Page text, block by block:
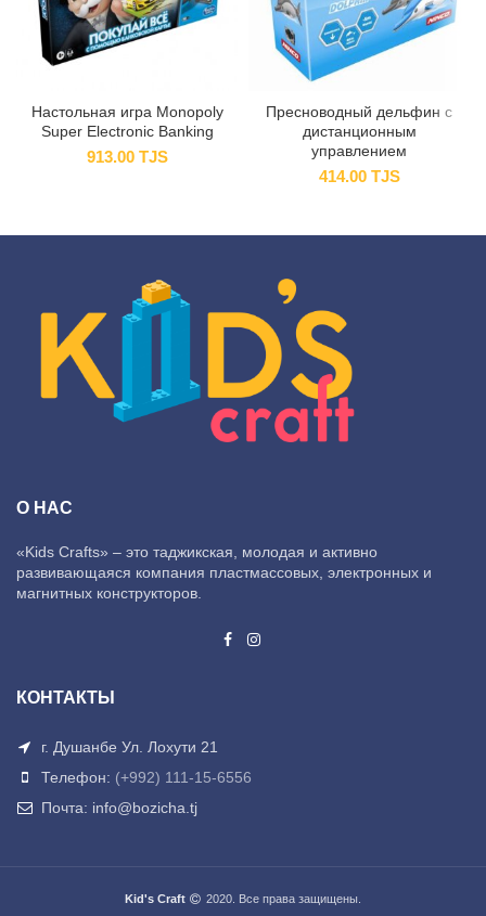
Настольная игра Monopoly
Super Electronic Banking
913.00 TJS
Пресноводный дельфин с
дистанционным
управлением
414.00 TJS
О НАС
«Kids Crafts» – это таджикская, молодая и активно
развивающаяся компания пластмассовых, электронных и
магнитных конструкторов.
КОНТАКТЫ
г. Душанбе Ул. Лохути 21
Телефон: (+992) 111-15-6556
Почта: info@bozicha.tj
Kid's Craft 2020. Все права защищены.